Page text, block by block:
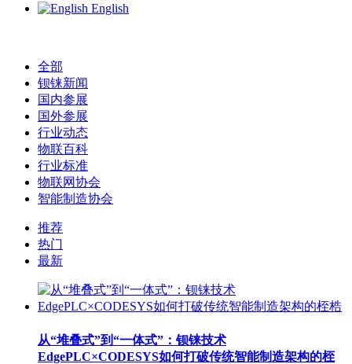
English
全部
钡铼新闻
国内参展
国外参展
行业动态
物联百科
行业标准
物联网协会
智能制造协会
推荐
热门
最新
从“堆叠式”到“一体式”：钡铼技术
EdgePLC×CODESYS如何打破传统智能制造架构的桎